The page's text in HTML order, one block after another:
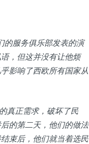
的服务俱乐部发表的演
，但这并没有让他烦
影响了西欧所有国家从
真正需求，破坏了民
的第二天，他们的做法
束后，他们就当着选民